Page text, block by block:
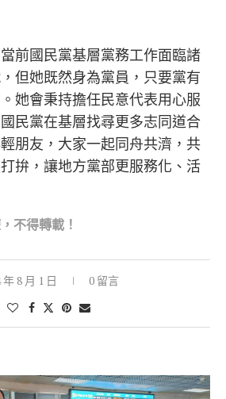
前國民黨基層黨務工作面臨諸
但她既然身為黨員，只要黨有
她會秉持擔任民意代表用心服
民黨在基層找尋更多志同道合
朋友，大家一起同舟共濟，共
拚，讓地方黨部更服務化、活
不得轉載！
年 8 月 1 日 0 留言